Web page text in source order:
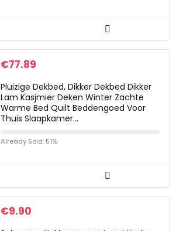
€77.89
Pluizige Dekbed, Dikker Dekbed Dikker
Lam Kasjmier Deken Winter Zachte
Warme Bed Quilt Beddengoed Voor
Thuis Slaapkamer…
Already Sold: 51%
€9.90